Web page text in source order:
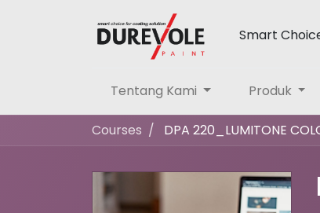
Smart
Tentang Kami Produk
Courses DPA 220_LUMITONE